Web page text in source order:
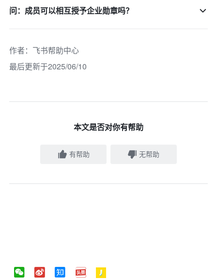
问：成员可以相互授予企业勋章吗？
作者： 飞书帮助中心
最后更新于2025/06/10
本文是否对你有帮助
有帮助 无帮助